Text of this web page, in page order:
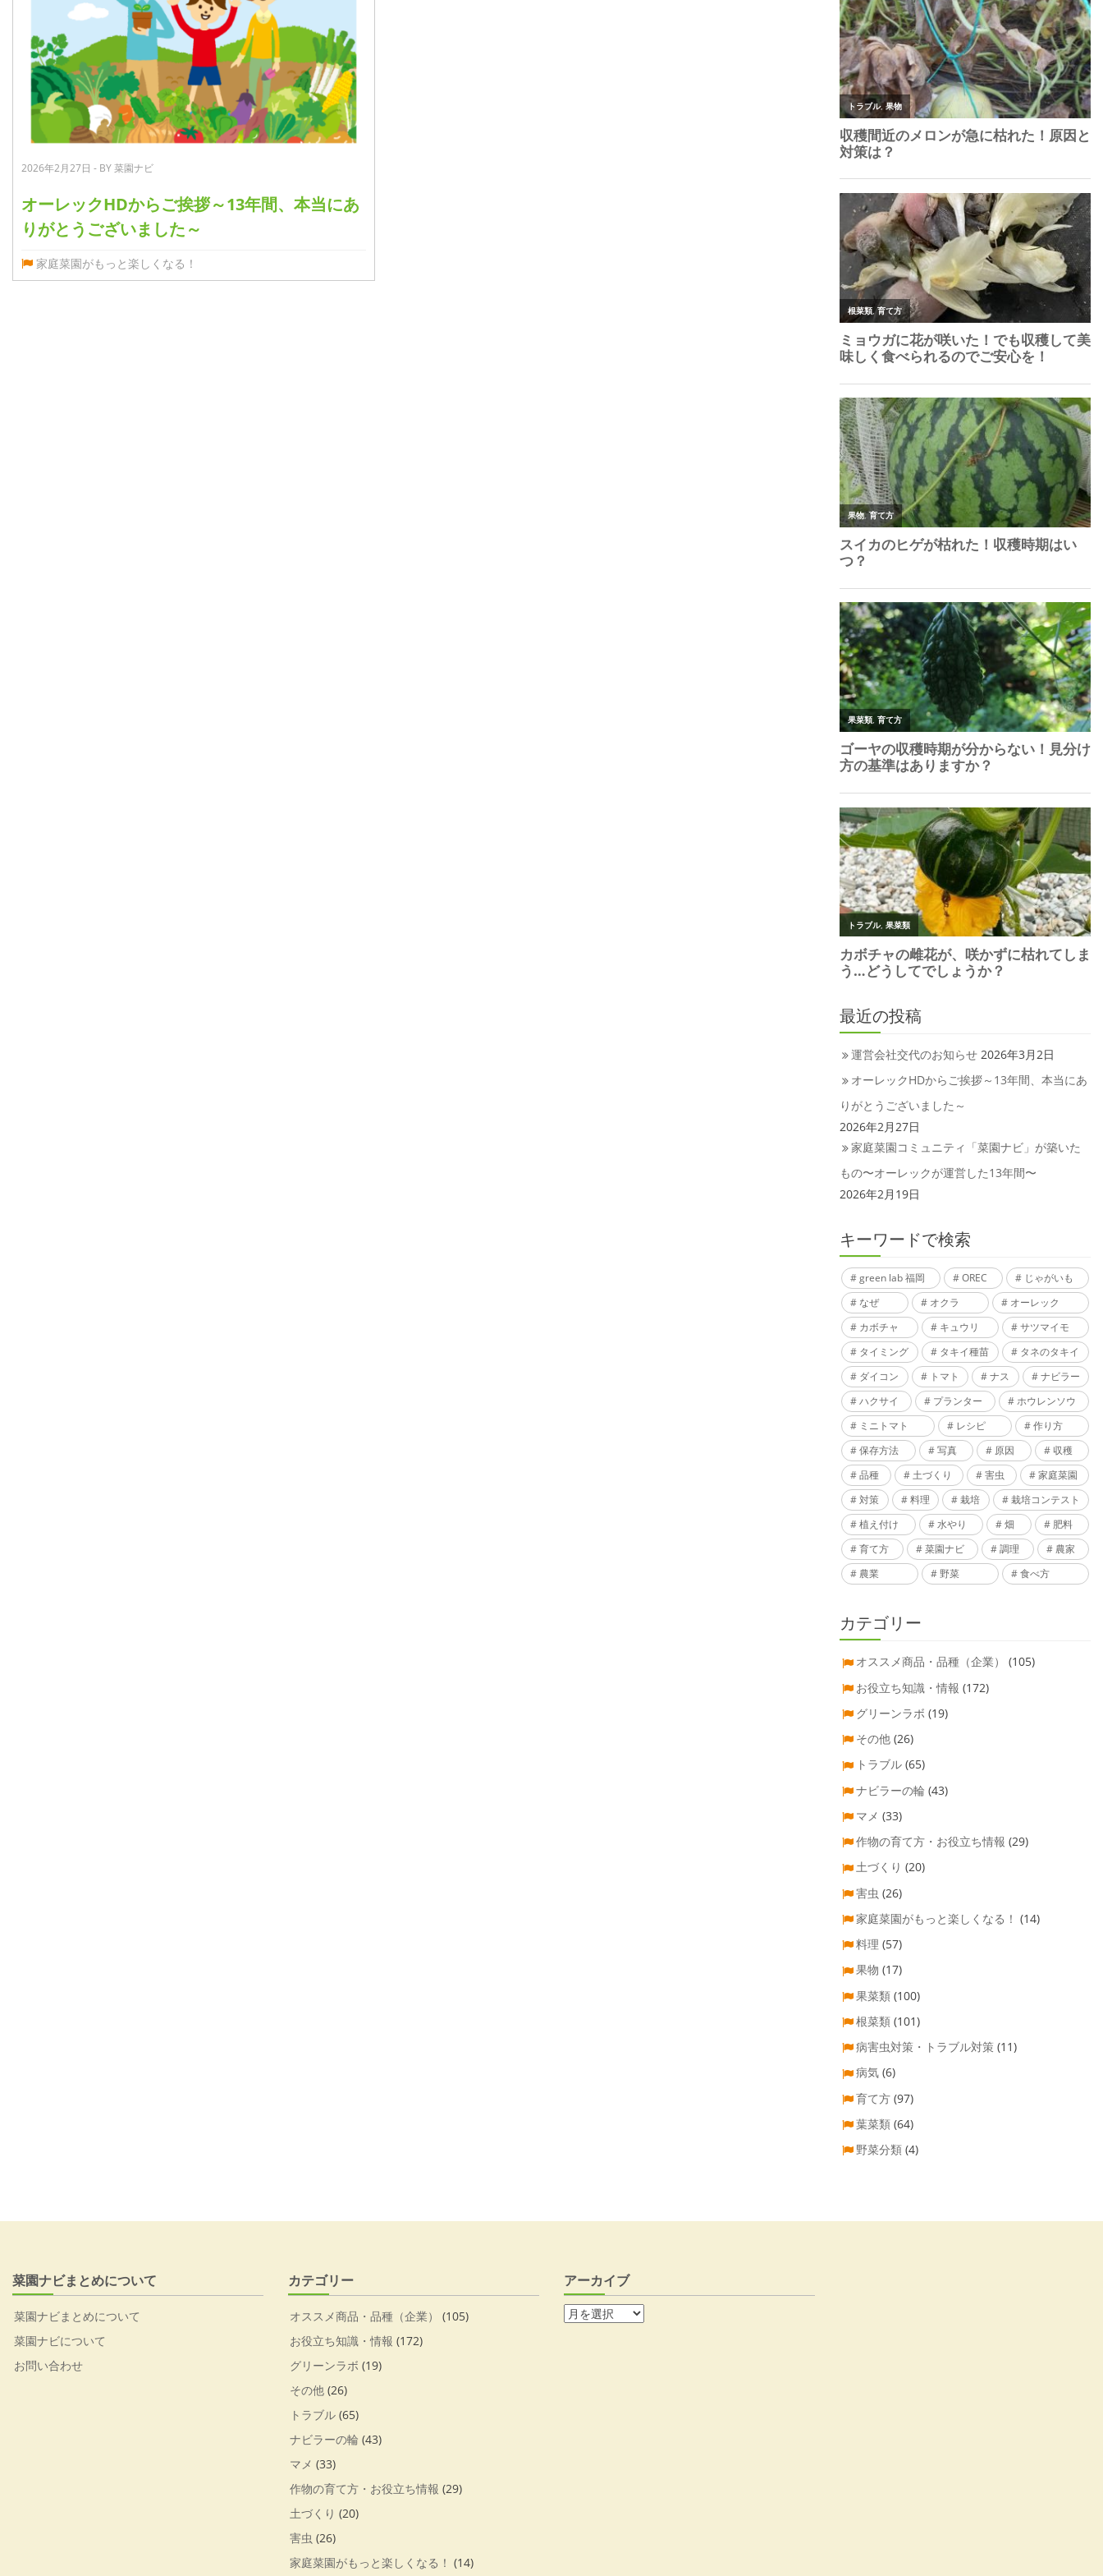
2026年2月27日 - BY 菜園ナビ
オーレックHDからご挨拶～13年間、本当にあ
りがとうございました～
家庭菜園がもっと楽しくなる！
最近の投稿
運営会社交代のお知らせ 2026年3月2日
オーレックHDからご挨拶～13年間、本当にあ
りがとうございました～
2026年2月27日
家庭菜園コミュニティ「菜園ナビ」が築いた
もの〜オーレックが運営した13年間〜
2026年2月19日
キーワードで検索
green lab 福岡 OREC
じゃがいも
なぜ
オクラ
オーレック
カボチャ
キュウリ
サツマイモ
タイミング
タキイ種苗
タネのタキイ
ダイコン
トマト ナス
ナビラー
ハクサイ
プランター
ホウレンソウ
ミニトマト
レシピ
作り方
保存方法
写真 原因
収穫
品種
土づくり 害虫
家庭菜園
対策
料理 栽培
栽培コンテスト
植え付け
水やり 畑
肥料
育て方
菜園ナビ 調理
農家
農業
野菜 食べ方
カテゴリー
オススメ商品・品種（企業）
(105)
お役立ち知識・情報 (172)
グリーンラボ (19)
その他 (26)
トラブル (65)
ナビラーの輪 (43)
マメ (33)
作物の育て方・お役立ち情報 (29)
土づくり (20)
害虫 (26)
家庭菜園がもっと楽しくなる！ (14)
料理 (57)
果物 (17)
果菜類 (100)
根菜類 (101)
病害虫対策・トラブル対策 (11)
病気 (6)
育て方 (97)
葉菜類 (64)
野菜分類 (4)
菜園ナビまとめについて
菜園ナビまとめについて
菜園ナビについて
お問い合わせ
カテゴリー
オススメ商品・品種（企業）
(105)
お役立ち知識・情報 (172)
グリーンラボ (19)
その他 (26)
トラブル (65)
ナビラーの輪 (43)
マメ (33)
作物の育て方・お役立ち情報 (29)
土づくり (20)
害虫 (26)
家庭菜園がもっと楽しくなる！ (14)
アーカイブ